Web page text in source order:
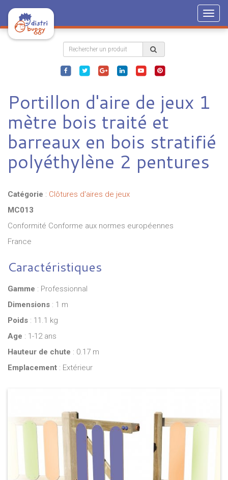
Portillon d'aire de jeux 1
mètre bois traité et
barreaux en bois stratifié
polyéthylène 2 pentures
Catégorie : Clôtures d'aires de jeux
MC013
Conformité Conforme aux normes européennes
France
Caractéristiques
Gamme : Professionnal
Dimensions : 1 m
Poids : 11.1 kg
Age : 1-12 ans
Hauteur de chute : 0.17 m
Emplacement : Extérieur